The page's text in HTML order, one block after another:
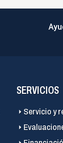
SERVICIOS
Servicio y